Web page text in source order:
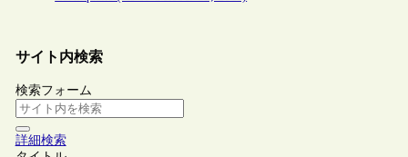
サイト内検索
検索フォーム
詳細検索